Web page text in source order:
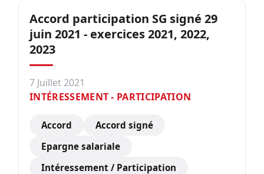
Accord participation SG signé 29
juin 2021 - exercices 2021, 2022,
2023
7 Juillet 2021
INTÉRESSEMENT - PARTICIPATION
Accord
Accord signé
Epargne salariale
Intéressement / Participation